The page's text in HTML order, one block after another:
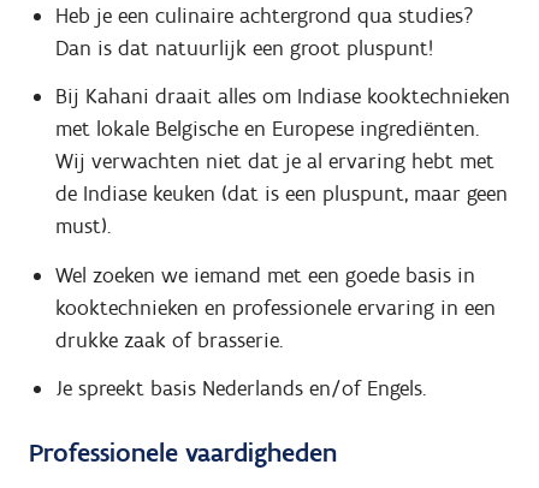
Heb je een culinaire achtergrond qua studies?
Dan is dat natuurlijk een groot pluspunt!
Bij Kahani draait alles om Indiase kooktechnieken
met lokale Belgische en Europese ingrediënten.
Wij verwachten niet dat je al ervaring hebt met
de Indiase keuken (dat is een pluspunt, maar geen
must).
Wel zoeken we iemand met een goede basis in
kooktechnieken en professionele ervaring in een
drukke zaak of brasserie.
Je spreekt basis Nederlands en/of Engels.
Professionele vaardigheden